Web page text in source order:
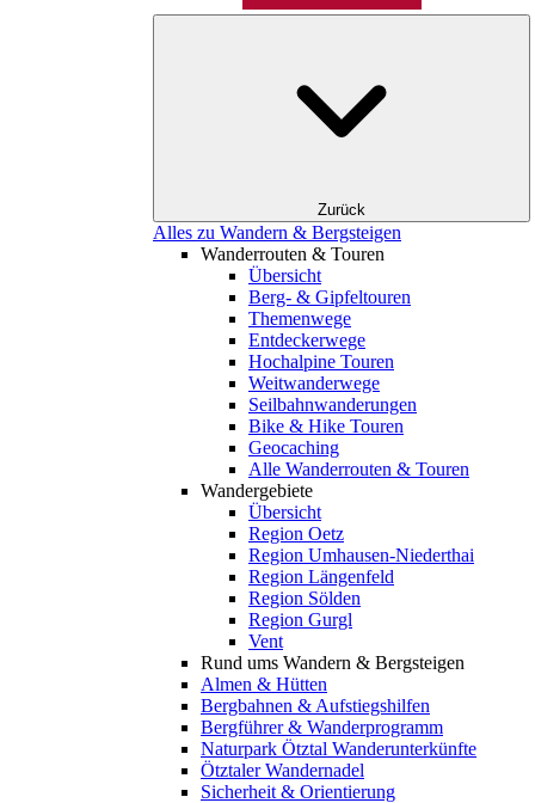
Zurück
Alles zu Wandern & Bergsteigen
Wanderrouten & Touren
Übersicht
Berg- & Gipfeltouren
Themenwege
Entdeckerwege
Hochalpine Touren
Weitwanderwege
Seilbahnwanderungen
Bike & Hike Touren
Geocaching
Alle Wanderrouten & Touren
Wandergebiete
Übersicht
Region Oetz
Region Umhausen-Niederthai
Region Längenfeld
Region Sölden
Region Gurgl
Vent
Rund ums Wandern & Bergsteigen
Almen & Hütten
Bergbahnen & Aufstiegshilfen
Bergführer & Wanderprogramm
Naturpark Ötztal Wanderunterkünfte
Ötztaler Wandernadel
Sicherheit & Orientierung